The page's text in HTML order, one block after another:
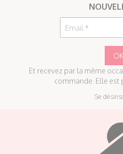
Et recevez par la même
commande. Elle est
Se